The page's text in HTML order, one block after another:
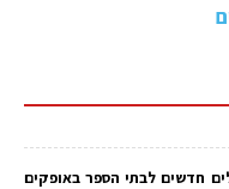
חדשים לבתי הספר באופקים